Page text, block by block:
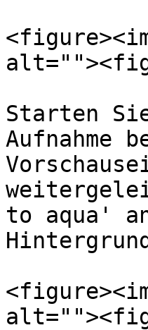
Starten
Aufnahme
to aqua'